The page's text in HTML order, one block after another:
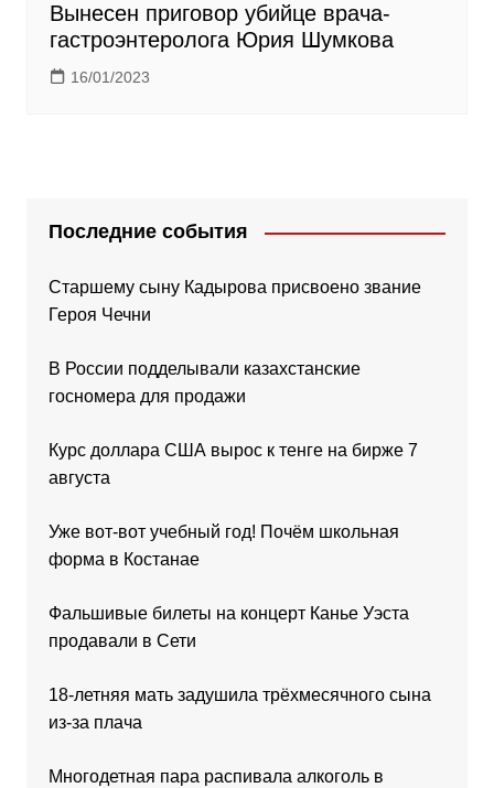
Вынесен приговор убийце врача-
гастроэнтеролога Юрия Шумкова
16/01/2023
Последние события
Старшему сыну Кадырова присвоено звание
Героя Чечни
В России подделывали казахстанские
госномера для продажи
Курс доллара США вырос к тенге на бирже 7
августа
Уже вот-вот учебный год! Почём школьная
форма в Костанае
Фальшивые билеты на концерт Канье Уэста
продавали в Сети
18-летняя мать задушила трёхмесячного сына
из-за плача
Многодетная пара распивала алкоголь в